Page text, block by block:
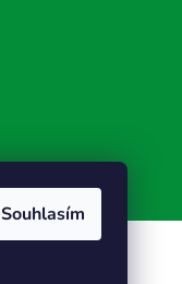
Souhlasím